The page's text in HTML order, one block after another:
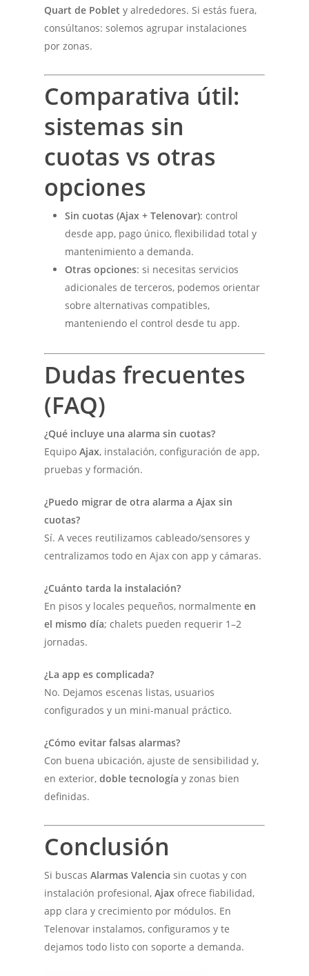
Quart de Poblet y alrededores. Si estás fuera,
consúltanos: solemos agrupar instalaciones
por zonas.
Comparativa útil:
sistemas sin
cuotas vs otras
opciones
Sin cuotas (Ajax + Telenovar): control
desde app, pago único, flexibilidad total y
mantenimiento a demanda.
Otras opciones: si necesitas servicios
adicionales de terceros, podemos orientar
sobre alternativas compatibles,
manteniendo el control desde tu app.
Dudas frecuentes
(FAQ)
¿Qué incluye una alarma sin cuotas?
EquipoAjax, instalación, configuración de app,
pruebas y formación.
¿Puedo migrar de otra alarma a Ajax sin
cuotas?
Sí. A veces reutilizamos cableado/sensores y
centralizamos todo en Ajax con app y cámaras.
¿Cuánto tarda la instalación?
En pisos y locales pequeños, normalmenteen
el mismo día; chalets pueden requerir 1–2
jornadas.
¿La app es complicada?
No. Dejamos escenas listas, usuarios
configurados y un mini-manual práctico.
¿Cómo evitar falsas alarmas?
Con buena ubicación, ajuste de sensibilidad y,
en exterior,doble tecnología y zonas bien
definidas.
Conclusión
Si buscasAlarmas Valencia sin cuotas y con
instalación profesional,Ajax ofrece fiabilidad,
app clara y crecimiento por módulos. En
Telenovar instalamos, configuramos y te
dejamos todo listo con soporte a demanda.